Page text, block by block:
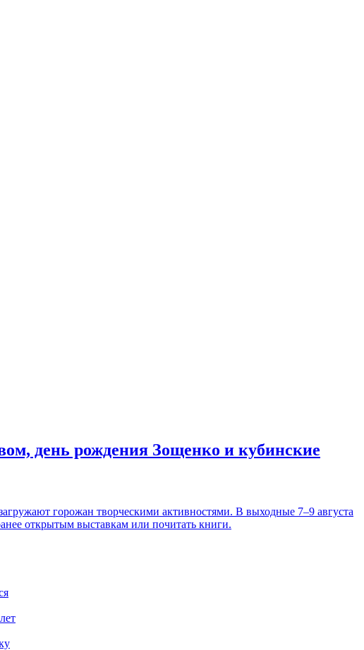
день рождения Зощенко и кубинские
горожан творческими активностями. В выходные 7–9 августа
открытым выставкам или почитать книги.